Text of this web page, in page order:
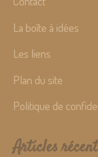
La boîte à idées
Les liens
Plan du site
Politique de
Articles